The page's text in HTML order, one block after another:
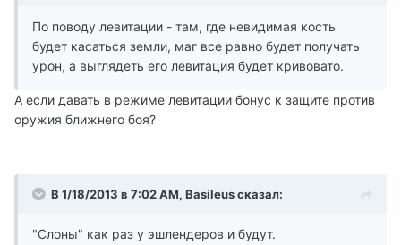
По поводу левитации - там, где невидимая кость
будет касаться земли, маг все равно будет получать
урон, а выглядеть его левитация будет кривовато.
А если давать в режиме левитации бонус к защите против
оружия ближнего боя?
В 1/18/2013 в 7:02 AM, Basileus сказал:
"Слоны" как раз у эшлендеров и будут.